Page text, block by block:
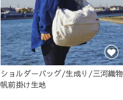
ショルダーバッグ/生成り/三河織物
帆前掛け生地